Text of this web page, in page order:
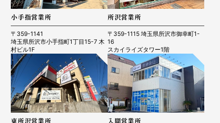
小手指営業所
〒359-1141
埼玉県所沢市小手指町1丁目15-7 木
村ビル1F
所沢営業所
〒359-1115 埼玉県所沢市御幸町1-
16
スカイライズタワー1階
東所沢営業所 入間営業所